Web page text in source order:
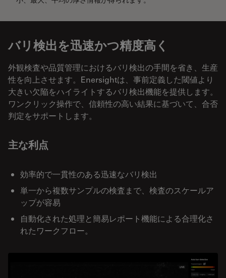
バリ検出を迅速かつ精度高く
外観検査や品質管理におけるバリ検出の手間を省き、生産
性を向上させます。Enersightは、事前定義した閾値より
大きい欠陥をハイライトするバリ検出機能を提供します。
ワンクリック操作で、信頼性の高い結果に基づいて、合否
判定をサポートします。
主な利点
効率的で一貫性のある迅速なバリ検出
単一から複数サンプルの検査まで、検査のスケールア
ップが容易
自動化された処理と簡易レポート機能による合理化さ
れたワークフロー。